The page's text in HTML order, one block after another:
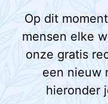
Op dit
mensen elke
onze gratis
een nieuw
hieronder